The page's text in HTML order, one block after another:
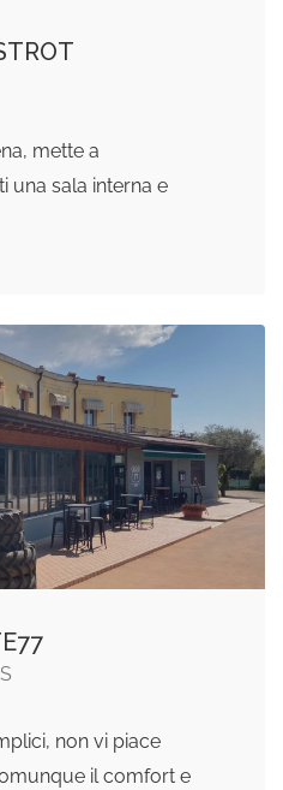
mette a
una sala interna e
non vi piace
il comfort e